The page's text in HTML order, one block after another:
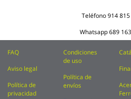
Teléfono914 815
Whatsapp689
FAQ
Aviso legal
Política de
privacidad
Condiciones
de uso
Política de
envíos